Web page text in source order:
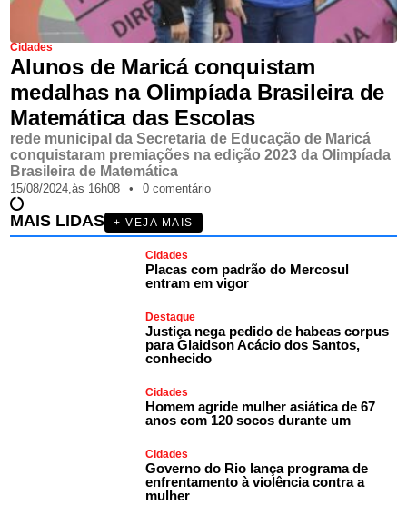
Cidades
Alunos de Maricá conquistam
medalhas na Olimpíada Brasileira de
Matemática das Escolas
rede municipal da Secretaria de Educação de Maricá
conquistaram premiações na edição 2023 da Olimpíada
Brasileira de Matemática
15/08/2024,às 16h08 • 0 comentário
MAIS LIDAS + VEJA MAIS
Cidades
Placas com padrão do Mercosul
entram em vigor
Destaque
Justiça nega pedido de habeas corpus
para Glaidson Acácio dos Santos,
conhecido
Cidades
Homem agride mulher asiática de 67
anos com 120 socos durante um
Cidades
Governo do Rio lança programa de
enfrentamento à violência contra a
mulher